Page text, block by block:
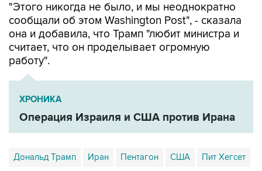
"Этого никогда не было, и мы неоднократно
сообщали об этом Washington Post", - сказала
она и добавила, что Трамп "любит министра и
считает, что он проделывает огромную
работу".
ХРОНИКА
Операция Израиля и США против Ирана
Дональд Трамп Иран Пентагон США Пит Хегсет